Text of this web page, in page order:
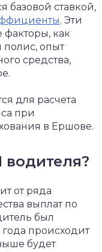
базовой ставкой,
. Эти
как
полис, опыт
средства,
для расчета
при
в Ершове.
водителя?
от ряда
выплат по
был
происходит
будет